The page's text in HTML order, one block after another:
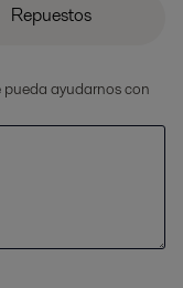
ayudarnos con